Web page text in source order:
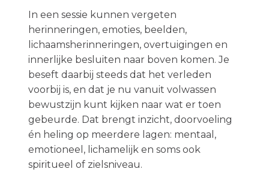
In een sessie kunnen vergeten
herinneringen, emoties, beelden,
lichaamsherinneringen, overtuigingen en
innerlijke besluiten naar boven komen. Je
beseft daarbij steeds dat het verleden
voorbij is, en dat je nu vanuit volwassen
bewustzijn kunt kijken naar wat er toen
gebeurde. Dat brengt inzicht, doorvoeling
én heling op meerdere lagen: mentaal,
emotioneel, lichamelijk en soms ook
spiritueel of zielsniveau.